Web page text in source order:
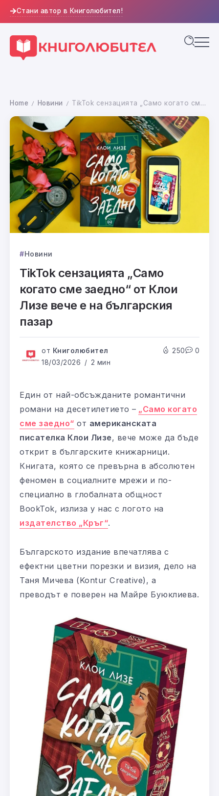
Стани автор в Книголюбител!
Home / Новини / TikTok сензацията „Само когато сме заедно“ от Клои Лизе вече е на българския пазар
Новини
TikTok сензацията „Само
когато сме заедно“ от Клои
Лизе вече е на българския
пазар
от Книголюбител
18/03/2026
2 мин
250 0
Един от най-обсъжданите романтични
романи на десетилетието – „Само когато
сме заедно“ от американската
писателка Клои Лизе, вече може да бъде
открит в българските книжарници.
Книгата, която се превърна в абсолютен
феномен в социалните мрежи и по-
специално в глобалната общност
BookTok, излиза у нас с логото на
издателство „Кръг“.
Българското издание впечатлява с
ефектни цветни порезки и визия, дело на
Таня Мичева (Kontur Creative), а
преводът е поверен на Майре Буюклиева.